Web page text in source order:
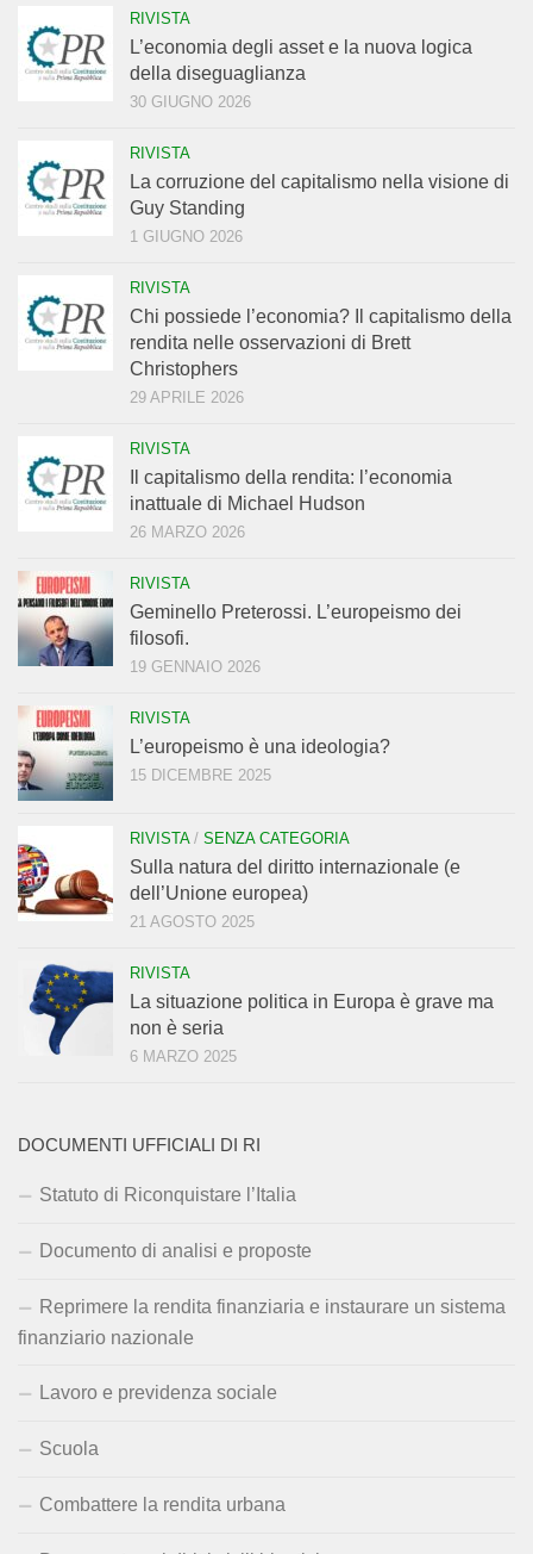
RIVISTA
L’economia degli asset e la nuova logica
della diseguaglianza
30 GIUGNO 2026
RIVISTA
La corruzione del capitalismo nella visione di
Guy Standing
1 GIUGNO 2026
RIVISTA
Chi possiede l’economia? Il capitalismo della
rendita nelle osservazioni di Brett
Christophers
29 APRILE 2026
RIVISTA
Il capitalismo della rendita: l’economia
inattuale di Michael Hudson
26 MARZO 2026
RIVISTA
Geminello Preterossi. L’europeismo dei
filosofi.
19 GENNAIO 2026
RIVISTA
L’europeismo è una ideologia?
15 DICEMBRE 2025
RIVISTA/ SENZA CATEGORIA
Sulla natura del diritto internazionale (e
dell’Unione europea)
21 AGOSTO 2025
RIVISTA
La situazione politica in Europa è grave ma
non è seria
6 MARZO 2025
DOCUMENTI UFFICIALI DI RI
Statuto di Riconquistare l’Italia
Documento di analisi e proposte
Reprimere la rendita finanziaria e instaurare un sistema
finanziario nazionale
Lavoro e previdenza sociale
Scuola
Combattere la rendita urbana